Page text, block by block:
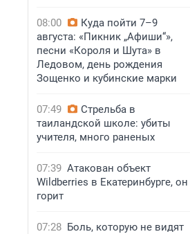
08:00
Куда пойти 7–9
августа: «Пикник „Афиши“»,
песни «Короля и Шута» в
Ледовом, день рождения
Зощенко и кубинские марки
07:49
Стрельба в
таиландской школе: убиты
учителя, много раненых
07:39 Атакован объект
Wildberries в Екатеринбурге, он
горит
07:28 Боль, которую не видят